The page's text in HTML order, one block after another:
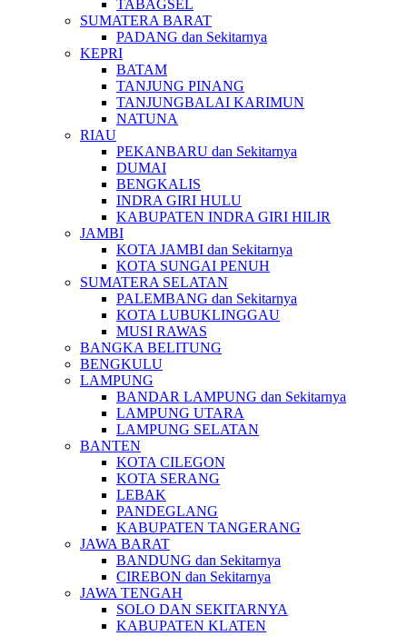
TABAGSEL
SUMATERA BARAT
PADANG dan Sekitarnya
KEPRI
BATAM
TANJUNG PINANG
TANJUNGBALAI KARIMUN
NATUNA
RIAU
PEKANBARU dan Sekitarnya
DUMAI
BENGKALIS
INDRA GIRI HULU
KABUPATEN INDRA GIRI HILIR
JAMBI
KOTA JAMBI dan Sekitarnya
KOTA SUNGAI PENUH
SUMATERA SELATAN
PALEMBANG dan Sekitarnya
KOTA LUBUKLINGGAU
MUSI RAWAS
BANGKA BELITUNG
BENGKULU
LAMPUNG
BANDAR LAMPUNG dan Sekitarnya
LAMPUNG UTARA
LAMPUNG SELATAN
BANTEN
KOTA CILEGON
KOTA SERANG
LEBAK
PANDEGLANG
KABUPATEN TANGERANG
JAWA BARAT
BANDUNG dan Sekitarnya
CIREBON dan Sekitarnya
JAWA TENGAH
SOLO DAN SEKITARNYA
KABUPATEN KLATEN